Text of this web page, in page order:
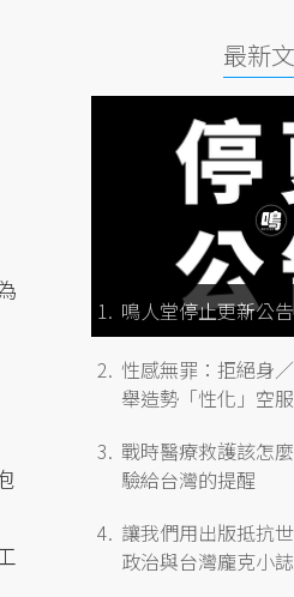
最新
鳴人堂停止更新公告
性感無罪：拒絕身
舉造勢「性化」空
戰時醫療救護該怎
驗給台灣的提醒
讓我們用出版抵抗
政治與台灣龐克小誌